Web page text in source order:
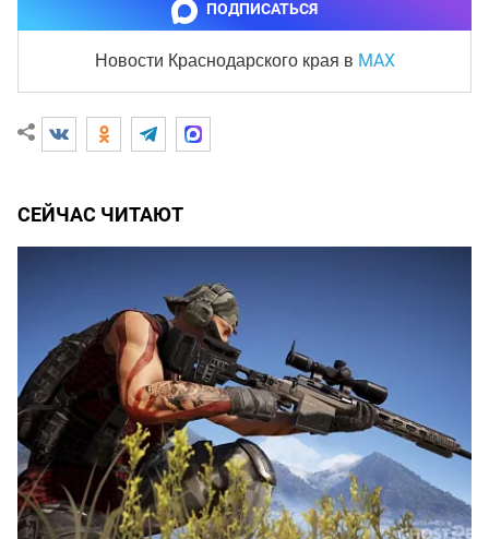
ПОДПИСАТЬСЯ
Новости Краснодарского края в MAX
СЕЙЧАС ЧИТАЮТ